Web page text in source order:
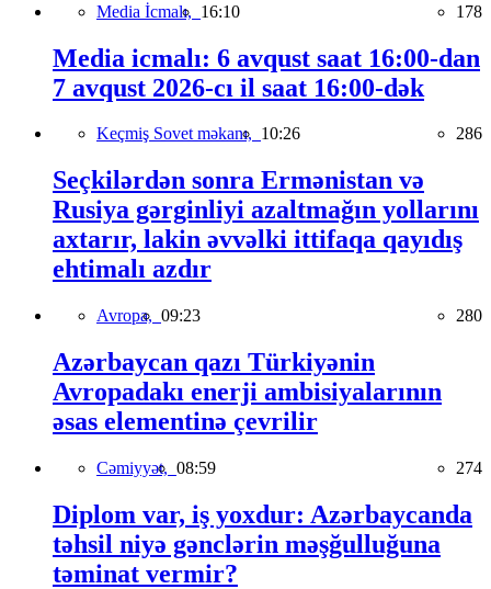
Media İcmalı, 16:10 178
Media icmalı: 6 avqust saat 16:00-dan
7 avqust 2026-cı il saat 16:00-dək
Keçmiş Sovet məkanı, 10:26 286
Seçkilərdən sonra Ermənistan və
Rusiya gərginliyi azaltmağın yollarını
axtarır, lakin əvvəlki ittifaqa qayıdış
ehtimalı azdır
Avropa, 09:23 280
Azərbaycan qazı Türkiyənin
Avropadakı enerji ambisiyalarının
əsas elementinə çevrilir
Cəmiyyət, 08:59 274
Diplom var, iş yoxdur: Azərbaycanda
təhsil niyə gənclərin məşğulluğuna
təminat vermir?